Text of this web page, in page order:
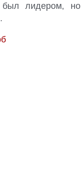
лидером,